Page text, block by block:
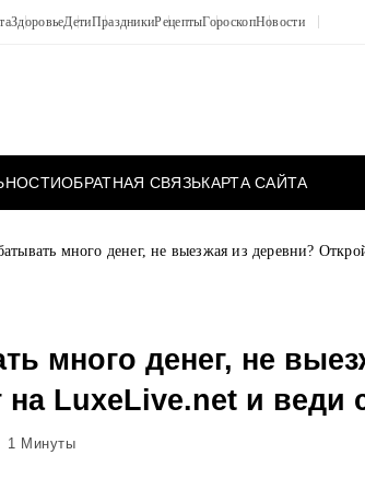
ЗдоровьеДетиПраздникиРецептыГороскопНовости
ОБРАТНАЯ СВЯЗЬКАРТА САЙТА
много денег, не выезжая из деревни?
много денег, не
на LuxeLive.net и веди
1 Минуты